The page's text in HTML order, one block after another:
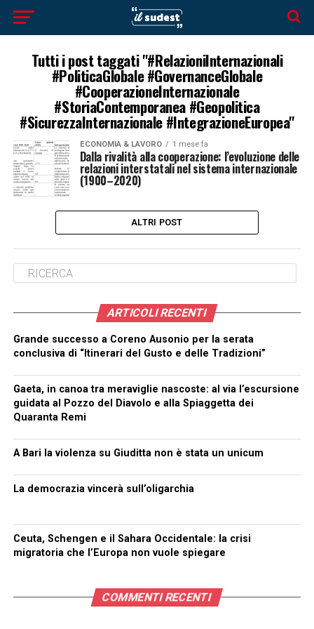
Tutti i post taggati "#RelazioniInternazionali
#PoliticaGlobale #GovernanceGlobale
#CooperazioneInternazionale
#StoriaContemporanea #Geopolitica
#SicurezzaInternazionale #IntegrazioneEuropea"
ECONOMIA & LAVORO 1 mese fa
Dalla rivalità alla cooperazione: l’evoluzione delle
relazioni interstatali nel sistema internazionale
(1900–2020)
ALTRI POST
ARTICOLI RECENTI
Grande successo a Coreno Ausonio per la serata
conclusiva di “Itinerari del Gusto e delle Tradizioni”
Gaeta, in canoa tra meraviglie nascoste: al via l’escursione
guidata al Pozzo del Diavolo e alla Spiaggetta dei
Quaranta Remi
A Bari la violenza su Giuditta non è stata un unicum
La democrazia vincerà sull’oligarchia
Ceuta, Schengen e il Sahara Occidentale: la crisi
migratoria che l’Europa non vuole spiegare
COMMENTI RECENTI